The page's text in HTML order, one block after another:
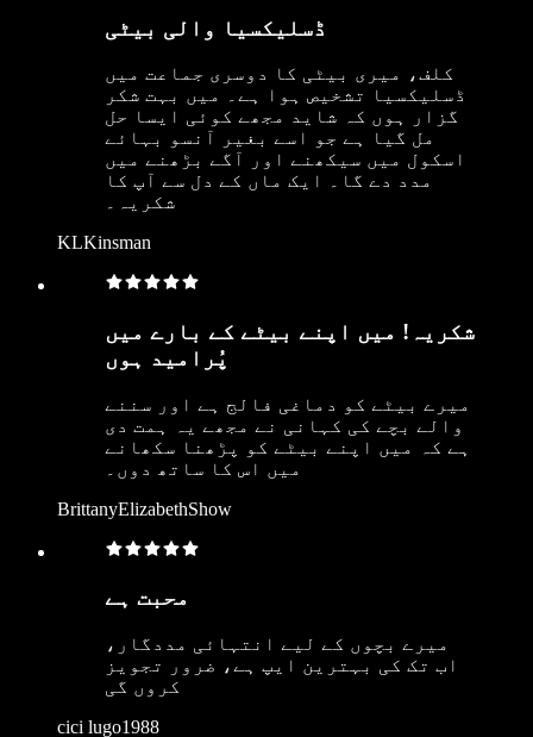
ڈسلیکسیا والی بیٹی
کلف، میری بیٹی کا دوسری جماعت میں
ڈسلیکسیا تشخیص ہوا ہے۔ میں بہت شکر
گزار ہوں کہ شاید مجھے کوئی ایسا حل
مل گیا ہے جو اسے بغیر آنسو بہائے
اسکول میں سیکھنے اور آگے بڑھنے میں
مدد دے گا۔ ایک ماں کے دل سے آپ کا
شکریہ۔
KLKinsman
شکریہ! میں اپنے بیٹے کے بارے میں
پُرامید ہوں
میرے بیٹے کو دماغی فالج ہے اور سننے
والے بچے کی کہانی نے مجھے یہ ہمت دی
ہے کہ میں اپنے بیٹے کو پڑھنا سکھانے
میں اس کا ساتھ دوں۔
BrittanyElizabethShow
محبت ہے
میرے بچوں کے لیے انتہائی مددگار،
اب تک کی بہترین ایپ ہے، ضرور تجویز
کروں گی
cici lugo1988